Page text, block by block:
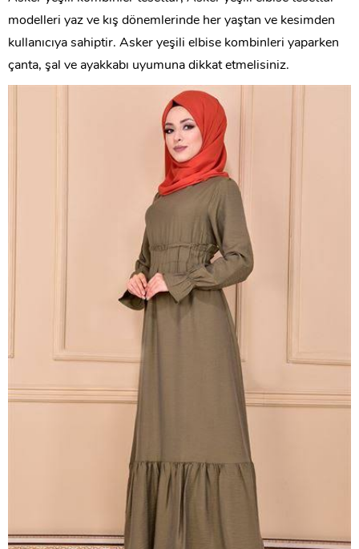
modelleri yaz ve kış dönemlerinde her yaştan ve kesimden
kullanıcıya sahiptir. Asker yeşili elbise kombinleri yaparken
çanta, şal ve ayakkabı uyumuna dikkat etmelisiniz.